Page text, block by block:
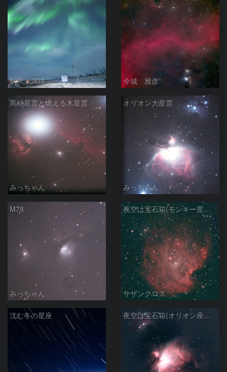
駒沢 満晴 今城 雅彦
馬頭星雲と燃える木星雲
みっちゃん
オリオン大星雲
みっちゃん
M78
みっちゃん
夜空は宝石箱(モンキー星雲 NGC2174) Seestar50
サザンクロス
沈む冬の星座 夜空は宝石箱(オリオン座大星雲 M42) Seestar50